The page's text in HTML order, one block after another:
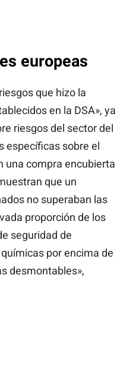
europeas
que hizo la
en la DSA», ya
riesgos del sector del
específicas sobre el
una compra encubierta
que un
no superaban las
proporción de los
seguridad de
por encima de
desmontables»,